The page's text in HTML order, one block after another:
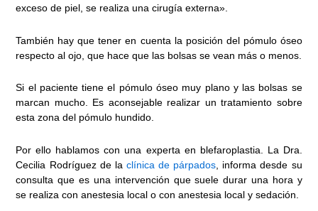
exceso de piel, se realiza una cirugía externa».
También hay que tener en cuenta la posición del pómulo óseo
respecto al ojo, que hace que las bolsas se vean más o menos.
Si el paciente tiene el pómulo óseo muy plano y las bolsas se
marcan mucho. Es aconsejable realizar un tratamiento sobre
esta zona del pómulo hundido.
Por ello hablamos con una experta en blefaroplastia. La Dra.
Cecilia Rodríguez de la clínica de párpados , informa desde su
consulta que es una intervención que suele durar una hora y
se realiza con anestesia local o con anestesia local y sedación.